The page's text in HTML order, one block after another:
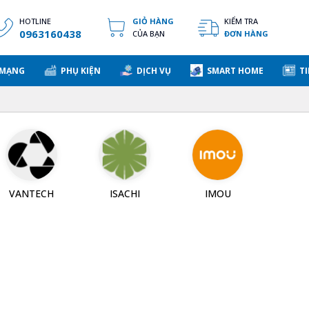
HOTLINE
0963160438
GIỎ HÀNG
CỦA BẠN
KIỂM TRA
ĐƠN HÀNG
PHỤ KIỆN DỊCH VỤ SMART HOME
VANTECH ISACHI IMOU